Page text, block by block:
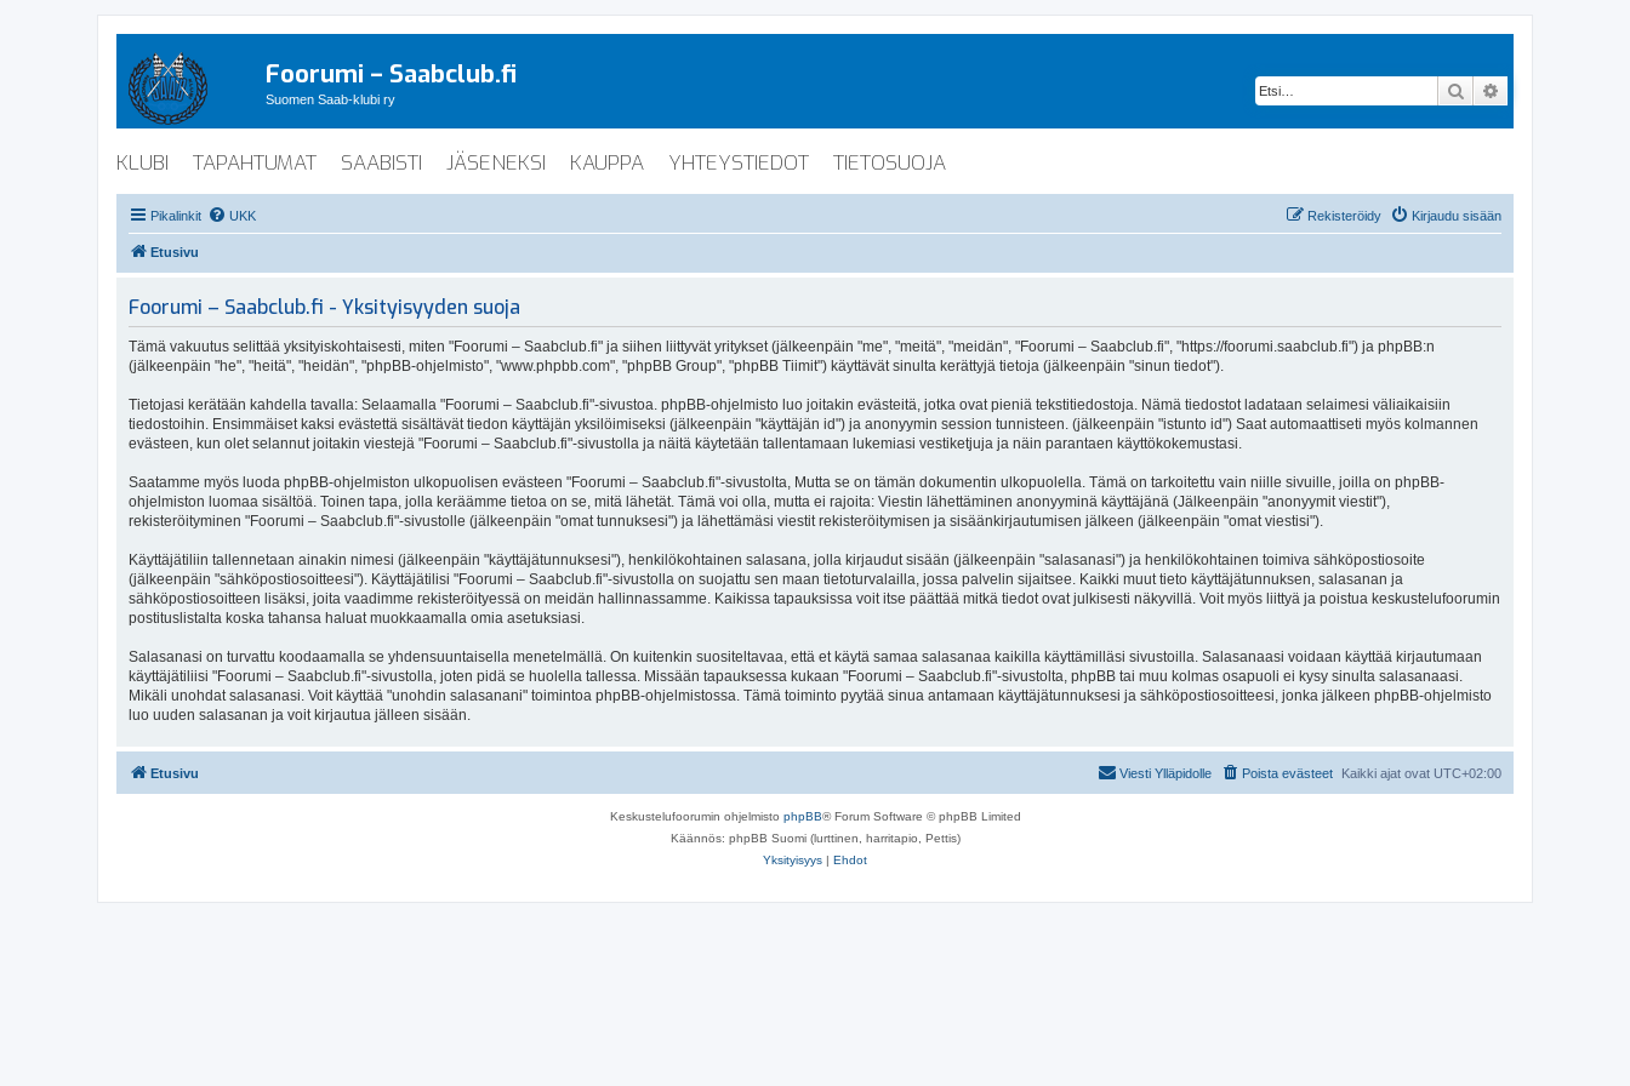
Foorumi – Saabclub.fi
Suomen Saab-klubi ry Etsi
KLUBI TAPAHTUMAT SAABISTI JÄSENEKSI KAUPPA YHTEYSTIEDOT TIETOSUOJA
Pikalinkit UKK Kirjaudu sisään
Rekisteröidy
Etusivu
Foorumi – Saabclub.fi - Yksityisyyden suoja
Tämä vakuutus selittää yksityiskohtaisesti, miten "Foorumi – Saabclub.fi" ja siihen liittyvät yritykset (jälkeenpäin "me", "meitä", "meidän", "Foorumi – Saabclub.fi", "https://foorumi.saabclub.fi") ja phpBB:n
(jälkeenpäin "he", "heitä", "heidän", "phpBB-ohjelmisto", "www.phpbb.com", "phpBB Group", "phpBB Tiimit") käyttävät sinulta kerättyjä tietoja (jälkeenpäin "sinun tiedot").
Tietojasi kerätään kahdella tavalla: Selaamalla "Foorumi – Saabclub.fi"-sivustoa. phpBB-ohjelmisto luo joitakin evästeitä, jotka ovat pieniä tekstitiedostoja. Nämä tiedostot ladataan selaimesi väliaikaisiin
tiedostoihin. Ensimmäiset kaksi evästettä sisältävät tiedon käyttäjän yksilöimiseksi (jälkeenpäin "käyttäjän id") ja anonyymin session tunnisteen. (jälkeenpäin "istunto id") Saat automaattiseti myös kolmannen
evästeen, kun olet selannut joitakin viestejä "Foorumi – Saabclub.fi"-sivustolla ja näitä käytetään tallentamaan lukemiasi vestiketjuja ja näin parantaen käyttökokemustasi.
Saatamme myös luoda phpBB-ohjelmiston ulkopuolisen evästeen "Foorumi – Saabclub.fi"-sivustolta, Mutta se on tämän dokumentin ulkopuolella. Tämä on tarkoitettu vain niille sivuille, joilla on phpBB-
ohjelmiston luomaa sisältöä. Toinen tapa, jolla keräämme tietoa on se, mitä lähetät. Tämä voi olla, mutta ei rajoita: Viestin lähettäminen anonyyminä käyttäjänä (Jälkeenpäin "anonyymit viestit"),
rekisteröityminen "Foorumi – Saabclub.fi"-sivustolle (jälkeenpäin "omat tunnuksesi") ja lähettämäsi viestit rekisteröitymisen ja sisäänkirjautumisen jälkeen (jälkeenpäin "omat viestisi").
Käyttäjätiliin tallennetaan ainakin nimesi (jälkeenpäin "käyttäjätunnuksesi"), henkilökohtainen salasana, jolla kirjaudut sisään (jälkeenpäin "salasanasi") ja henkilökohtainen toimiva sähköpostiosoite
(jälkeenpäin "sähköpostiosoitteesi"). Käyttäjätilisi "Foorumi – Saabclub.fi"-sivustolla on suojattu sen maan tietoturvalailla, jossa palvelin sijaitsee. Kaikki muut tieto käyttäjätunnuksen, salasanan ja
sähköpostiosoitteen lisäksi, joita vaadimme rekisteröityessä on meidän hallinnassamme. Kaikissa tapauksissa voit itse päättää mitkä tiedot ovat julkisesti näkyvillä. Voit myös liittyä ja poistua keskustelufoorumin
postituslistalta koska tahansa haluat muokkaamalla omia asetuksiasi.
Salasanasi on turvattu koodaamalla se yhdensuuntaisella menetelmällä. On kuitenkin suositeltavaa, että et käytä samaa salasanaa kaikilla käyttämilläsi sivustoilla. Salasanaasi voidaan käyttää kirjautumaan
käyttäjätiliisi "Foorumi – Saabclub.fi"-sivustolla, joten pidä se huolella tallessa. Missään tapauksessa kukaan "Foorumi – Saabclub.fi"-sivustolta, phpBB tai muu kolmas osapuoli ei kysy sinulta salasanaasi.
Mikäli unohdat salasanasi. Voit käyttää "unohdin salasanani" toimintoa phpBB-ohjelmistossa. Tämä toiminto pyytää sinua antamaan käyttäjätunnuksesi ja sähköpostiosoitteesi, jonka jälkeen phpBB-ohjelmisto
luo uuden salasanan ja voit kirjautua jälleen sisään.
Etusivu Kaikki ajat ovat UTC+02:00
Poista evästeet
Viesti Ylläpidolle
Keskustelufoorumin ohjelmisto phpBB® Forum Software © phpBB Limited
Käännös: phpBB Suomi (lurttinen, harritapio, Pettis)
Yksityisyys | Ehdot